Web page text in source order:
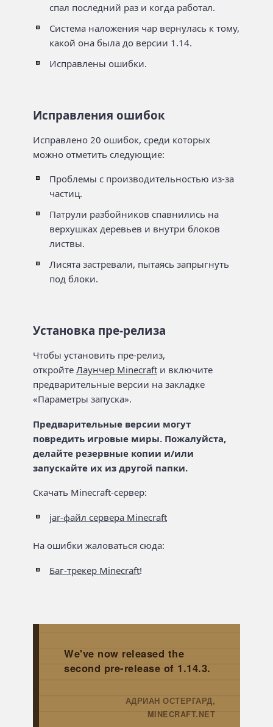
спал последний раз и когда работал.
Система наложения чар вернулась к тому,
какой она была до версии 1.14.
Исправлены ошибки.
Исправления ошибок
Исправлено 20 ошибок, среди которых
можно отметить следующие:
Проблемы с производительностью из-за
частиц.
Патрули разбойников спавнились на
верхушках деревьев и внутри блоков
листвы.
Лисята застревали, пытаясь запрыгнуть
под блоки.
Установка пре-релиза
Чтобы установить пре-релиз,
откройте Лаунчер Minecraft и включите
предварительные версии на закладке
«Параметры запуска».
Предварительные версии могут
повредить игровые миры. Пожалуйста,
делайте резервные копии и/или
запускайте их из другой папки.
Скачать Minecraft-сервер:
jar-файл сервера Minecraft
На ошибки жаловаться сюда:
Баг-трекер Minecraft!
We've now released the
second pre-release of 1.14.3.
АДРИАН ОСТЕРГАРД,
MINECRAFT.NET